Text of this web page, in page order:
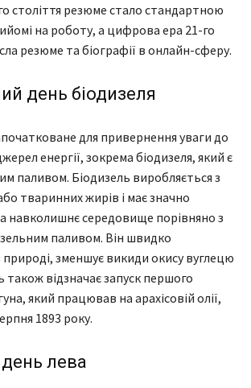
століття резюме стало стандартною
на роботу, а цифрова ера 21-го
резюме та біографії в онлайн-сферу.
день біодизеля
для привернення уваги до
енергії, зокрема біодизеля, який є
паливом. Біодизель виробляється з
тваринних жирів і має значно
навколишнє середовище порівняно з
паливом. Він швидко
природі, зменшує викиди окису вуглецю
також відзначає запуск першого
який працював на арахісовій олії,
1893 року.
день лева